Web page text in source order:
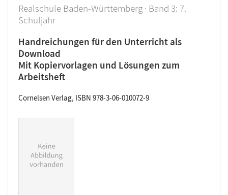
Produktart
Realschule Baden-Württemberg · Band 3: 7.
Schuljahr
Handreichungen für den Unterricht als
Download
Mit Kopiervorlagen und Lösungen zum
Arbeitsheft
Cornelsen Verlag, ISBN 978-3-06-010072-9